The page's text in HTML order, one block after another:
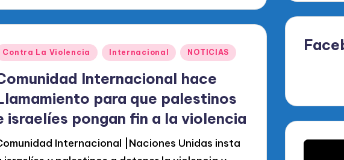
Contra La Violencia Internacional NOTICIAS
Internacional hace
para que palestinos
israelíes pongan fin a la violencia
Internacional |Naciones Unidas insta